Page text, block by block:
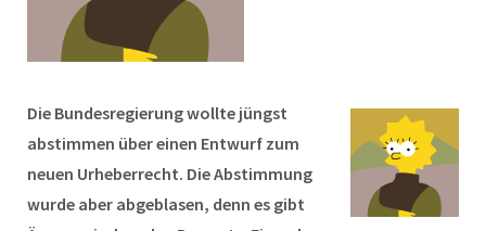
Die Bundesregierung wollte jüngst
abstimmen über einen Entwurf zum
neuen Urheberrecht. Die Abstimmung
wurde aber abgeblasen, denn es gibt